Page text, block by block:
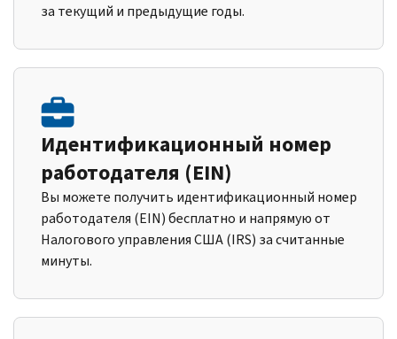
за текущий и предыдущие годы.
Идентификационный номер
работодателя (EIN)
Вы можете получить идентификационный номер
работодателя (EIN) бесплатно и напрямую от
Налогового управления США (IRS) за считанные
минуты.